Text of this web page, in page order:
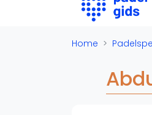
De
Alle padel
Padelwinkels
Home